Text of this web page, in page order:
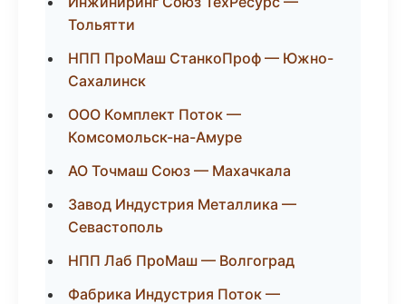
Тольятти
НПП ПроМаш СтанкоПроф — Южно-
Сахалинск
ООО Комплект Поток —
Комсомольск-на-Амуре
АО Точмаш Союз — Махачкала
Завод Индустрия Металлика —
Севастополь
НПП Лаб ПроМаш — Волгоград
Фабрика Индустрия Поток —